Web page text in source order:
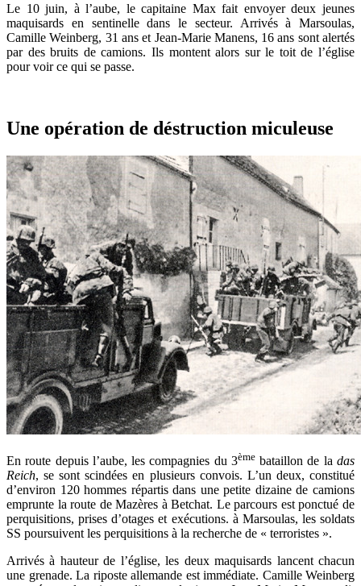
Le 10 juin, à l’aube, le capitaine Max fait envoyer deux jeunes
maquisards en sentinelle dans le secteur. Arrivés à Marsoulas,
Camille Weinberg, 31 ans et Jean-Marie Manens, 16 ans sont alertés
par des bruits de camions. Ils montent alors sur le toit de l’église
pour voir ce qui se passe.
Une opération de déstruction miculeuse
En route depuis l’aube, les compagnies du 3èmebataillon de ladas
Reich, se sont scindées en plusieurs convois. L’un deux, constitué
d’environ 120 hommes répartis dans une petite dizaine de camions
emprunte la route de Mazères à Betchat. Le parcours est ponctué de
perquisitions, prises d’otages et exécutions. à Marsoulas, les soldats
SS poursuivent les perquisitions à la recherche de « terroristes ».
Arrivés à hauteur de l’église, les deux maquisards lancent chacun
une grenade. La riposte allemande est immédiate. Camille Weinberg